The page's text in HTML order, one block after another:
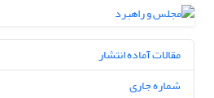
مقالات آماده انتشار
شماره جاری